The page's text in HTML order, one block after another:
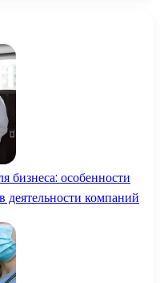
бизнеса: особенности
деятельности компаний